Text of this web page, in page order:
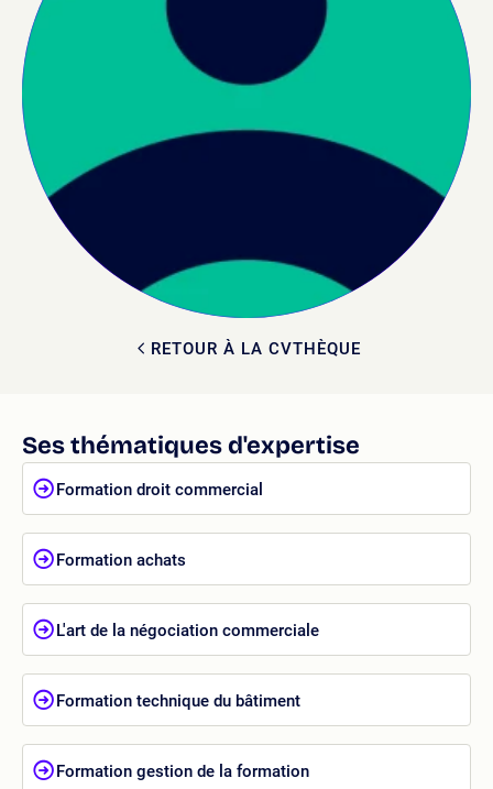
RETOUR À LA CVTHÈQUE
Ses thématiques d'expertise
Formation droit commercial
Formation achats
L'art de la négociation commerciale
Formation technique du bâtiment
Formation gestion de la formation